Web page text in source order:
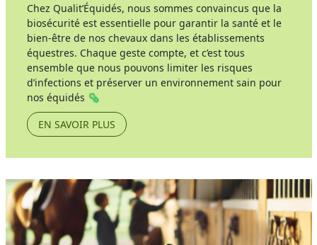
Chez Qualit’Équidés, nous sommes convaincus que la
biosécurité est essentielle pour garantir la santé et le
bien-être de nos chevaux dans les établissements
équestres. Chaque geste compte, et c’est tous
ensemble que nous pouvons limiter les risques
d’infections et préserver un environnement sain pour
nos équidés 🦠
EN SAVOIR PLUS